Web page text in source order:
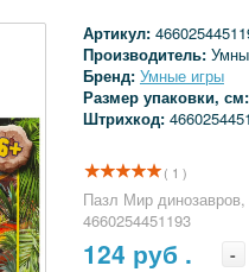
Артикул:
Производитель:
Бренд: Умные игры
Размер упаковки,
Штрихкод:
( 1 )
Пазл Мир
4660254451193
124 руб . -